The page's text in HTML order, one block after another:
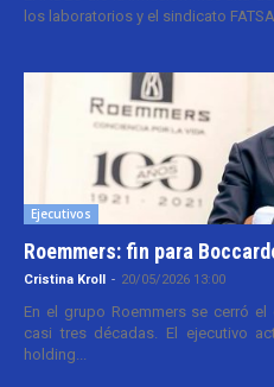
los laboratorios y el sindicato FATSA
Ejecutivos
Roemmers: fin para
Cristina Kroll - 20/05/2026 13:00
En el grupo Roemmers se cerró
casi tres décadas. El ejecutivo
holding...